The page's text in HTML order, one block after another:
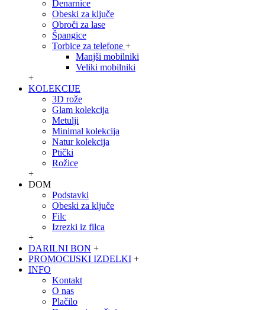
Denarnice
Obeski za ključe
Obroči za lase
Špangice
Torbice za telefone +
Manjši mobilniki
Veliki mobilniki
+
KOLEKCIJE
3D rože
Glam kolekcija
Metulji
Minimal kolekcija
Natur kolekcija
Ptički
Rožice
+
DOM
Podstavki
Obeski za ključe
Filc
Izrezki iz filca
+
DARILNI BON +
PROMOCIJSKI IZDELKI +
INFO
Kontakt
O nas
Plačilo